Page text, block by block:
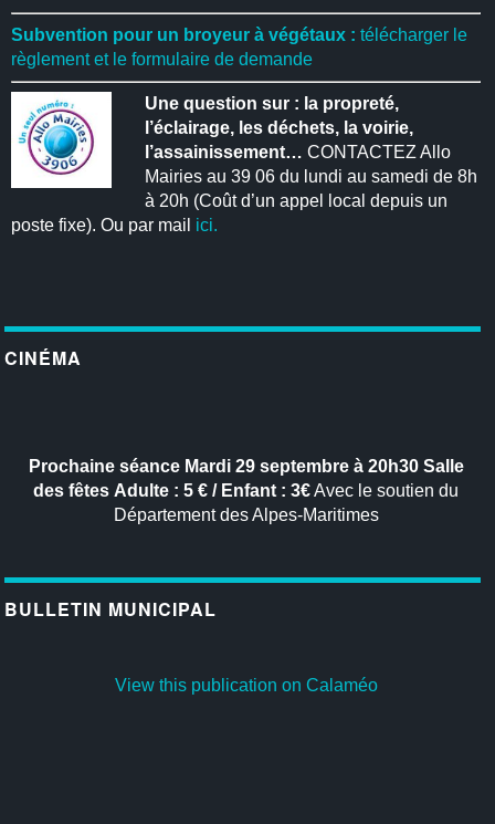
Subvention pour un broyeur à végétaux : télécharger le
règlement et le formulaire de demande
Une question sur : la propreté,
l’éclairage, les déchets, la voirie,
l’assainissement… CONTACTEZ Allo
Mairies au 39 06 du lundi au samedi de 8h
à 20h (Coût d’un appel local depuis un
poste fixe). Ou par mail ici.
CINÉMA
Prochaine séanceMardi 29 septembre à 20h30 Salle
des fêtes Adulte : 5 € / Enfant : 3€Avec le soutien du
Département des Alpes-Maritimes
BULLETIN MUNICIPAL
View this publication on Calaméo